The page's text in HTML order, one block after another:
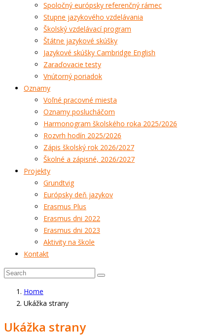
Spoločný európsky referenčný rámec
Stupne jazykového vzdelávania
Školský vzdelávací program
Štátne jazykové skúšky
Jazykové skúšky Cambridge English
Zaraďovacie testy
Vnútorný poriadok
Oznamy
Voľné pracovné miesta
Oznamy poslucháčom
Harmonogram školského roka 2025/2026
Rozvrh hodín 2025/2026
Zápis školský rok 2026/2027
Školné a zápisné, 2026/2027
Projekty
Grundtvig
Európsky deň jazykov
Erasmus Plus
Erasmus dni 2022
Erasmus dni 2023
Aktivity na škole
Kontakt
Home
Ukážka strany
Ukážka strany